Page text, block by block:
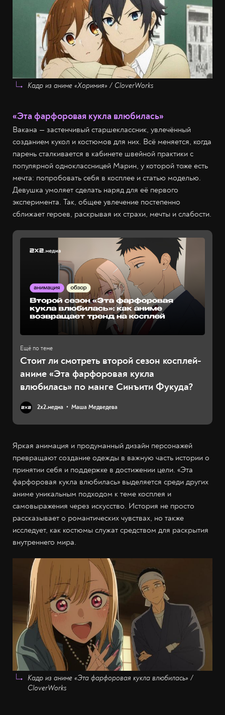
Кадр из аниме «Хоримия» / CloverWorks
«Эта фарфоровая кукла влюбилась»
Вакана — застенчивый старшеклассник, увлечённый
созданием кукол и костюмов для них. Всё меняется, когда
парень сталкивается в кабинете швейной практики с
популярной одноклассницей Марин, у которой тоже есть
мечта: попробовать себя в косплее и статью моделью.
Девушка умоляет сделать наряд для её первого
эксперимента. Так, общее увлечение постепенно
сближает героев, раскрывая их страхи, мечты и слабости.
Стоит ли смотреть второй сезон косплей-
аниме «Эта фарфоровая кукла
влюбилась» по манге Синъити Фукуда?
2х2.медиа Маша Медведева
Яркая анимация и продуманный дизайн персонажей
превращают создание одежды в важную часть истории о
принятии себя и поддержке в достижении цели. «Эта
фарфоровая кукла влюбилась» выделяется среди других
аниме уникальным подходом к теме косплея и
самовыражения через искусство. История не просто
рассказывает о романтических чувствах, но также
исследует, как костюмы служат средством для раскрытия
внутреннего мира.
Кадр из аниме «Эта фарфоровая кукла влюбилась» /
CloverWorks